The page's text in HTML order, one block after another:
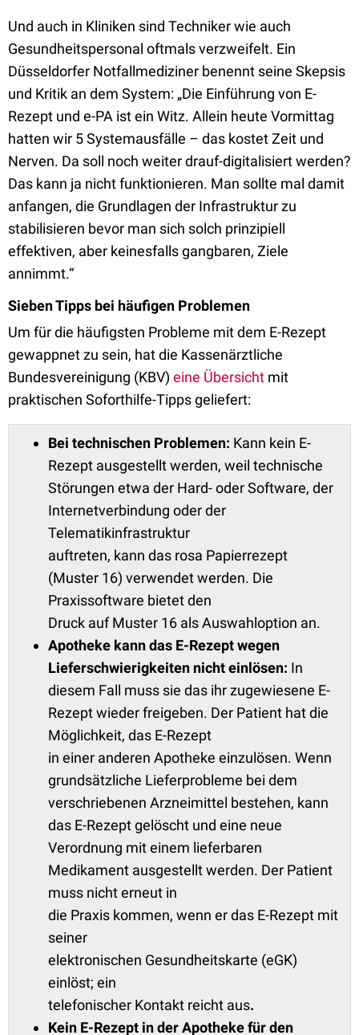
Und auch in Kliniken sind Techniker wie auch
Gesundheitspersonal oftmals verzweifelt. Ein
Düsseldorfer Notfallmediziner benennt seine Skepsis
und Kritik an dem System: „Die Einführung von E-
Rezept und e-PA ist ein Witz. Allein heute Vormittag
hatten wir 5 Systemausfälle – das kostet Zeit und
Nerven. Da soll noch weiter drauf-digitalisiert werden?
Das kann ja nicht funktionieren. Man sollte mal damit
anfangen, die Grundlagen der Infrastruktur zu
stabilisieren bevor man sich solch prinzipiell
effektiven, aber keinesfalls gangbaren, Ziele
annimmt.“
Sieben Tipps bei häufigen Problemen
Um für die häufigsten Probleme mit dem E-Rezept
gewappnet zu sein, hat die Kassenärztliche
Bundesvereinigung (KBV) eine Übersicht mit
praktischen Soforthilfe-Tipps geliefert:
Bei technischen Problemen: Kann kein E-
Rezept ausgestellt werden, weil technische
Störungen etwa der Hard- oder Software, der
Internetverbindung oder der
Telematikinfrastruktur
auftreten, kann das rosa Papierrezept
(Muster 16) verwendet werden. Die
Praxissoftware bietet den
Druck auf Muster 16 als Auswahloption an.
Apotheke kann das E-Rezept wegen
Lieferschwierigkeiten nicht einlösen: In
diesem Fall muss sie das ihr zugewiesene E-
Rezept wieder freigeben. Der Patient hat die
Möglichkeit, das E-Rezept
in einer anderen Apotheke einzulösen. Wenn
grundsätzliche Lieferprobleme bei dem
verschriebenen Arzneimittel bestehen, kann
das E-Rezept gelöscht und eine neue
Verordnung mit einem lieferbaren
Medikament ausgestellt werden. Der Patient
muss nicht erneut in
die Praxis kommen, wenn er das E-Rezept mit
seiner
elektronischen Gesundheitskarte (eGK)
einlöst; ein
telefonischer Kontakt reicht aus.
Kein E-Rezept in der Apotheke für den